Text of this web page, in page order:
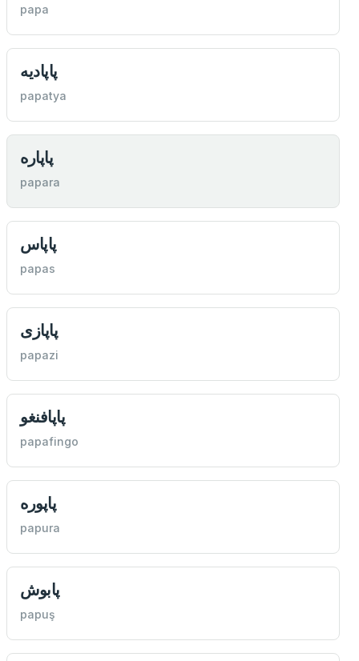
papa
پاپاديه
papatya
پاپاره
papara
پاپاس
papas
پاپازی
papazi
پاپافنغو
papafingo
پاپوره
papura
پابوش
papuş